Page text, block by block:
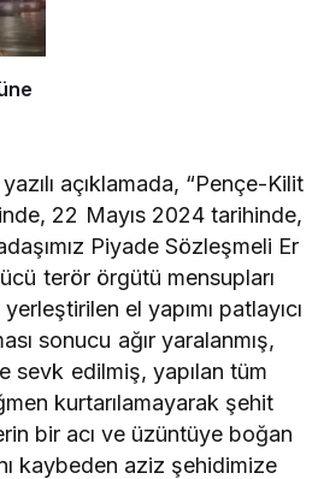
açıklamada, “Pençe-Kilit
22 Mayıs 2024 tarihinde,
Piyade Sözleşmeli Er
terör örgütü mensupları
el yapımı patlayıcı
sonucu ağır yaralanmış,
sevk edilmiş, yapılan tüm
kurtarılamayarak şehit
bir acı ve üzüntüye boğan
kaybeden aziz şehidimize